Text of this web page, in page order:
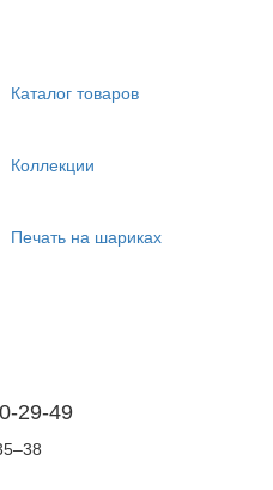
Каталог товаров
Коллекции
Печать на шариках
29-49